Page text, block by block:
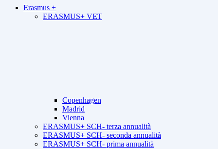
Erasmus +
ERASMUS+ VET
Copenhagen
Madrid
Vienna
ERASMUS+ SCH- terza annualità
ERASMUS+ SCH- seconda annualità
ERASMUS+ SCH- prima annualità